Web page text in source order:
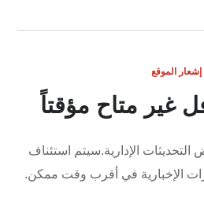
إشعار الموقع
غير متاح مؤقتاً
الإدارية.سيتم استئناف
الإخبارية في أقرب وقت ممكن.